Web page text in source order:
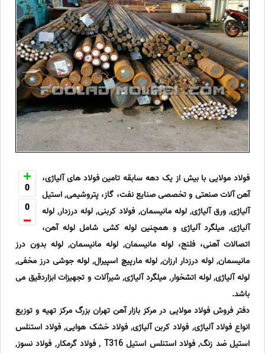
0
0
فولاد مولایی با بیش از یک دهه سابقه تامین فولاد های آلیاژی،
آهن آلات صنعتی و تخصصی صنایع نفت، گاز، پتروشیمی, استیل
آلیاژی, ورق آلیاژی, لوله مانیسمان, فولاد کربنی, لوله درزدار, لوله
آلیاژی, میلگرد آلیاژی و همچنین لوله کشی شامل لوله آهن،
اتصالات آهنی، فلنج، لوله مانیسمان, لوله مانیسمان, لوله بدون درز
مانیسمان, لوله درزدار ارزان, لوله مارپیچ اسپیرال, لوله جوشی درز مخفی,
لوله آلیاژی, لوله اتشخوار, میلگرد آلیاژی, شیرآلات و تجهیزات ابزاردقیق می
باشد.
دفتر فروش فولاد مولایی در مرکز بازار آهن تهران بزرگ مرکز تهیه و توزیع
انواع فولاد آلیاژی, فولاد کربن آلیاژی, فولاد خشک هوایی, فولاد استنلس
استیل ضد زنگ, فولاد استنلس استیل T316 , فولاد گرمکار, فولاد نسوز,